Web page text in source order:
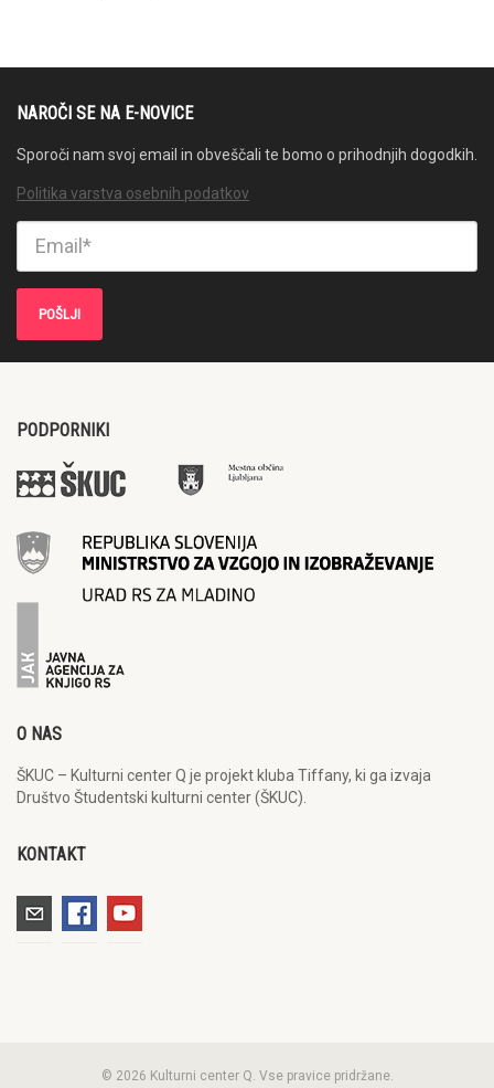
NAROČI SE NA E-NOVICE
Sporoči nam svoj email in obveščali te bomo o prihodnjih dogodkih.
Politika varstva osebnih podatkov
PODPORNIKI
O NAS
ŠKUC – Kulturni center Q je projekt kluba Tiffany, ki ga izvaja
Društvo Študentski kulturni center (ŠKUC).
KONTAKT
© 2026 Kulturni center Q. Vse pravice pridržane.